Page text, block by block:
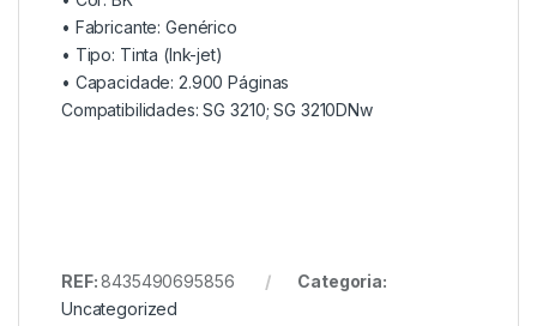
• Fabricante:Genérico
• Tipo: Tinta (Ink-jet)
• Capacidade:2.900 Páginas
Compatibilidades: SG 3210; SG 3210DNw
REF:8435490695856
Categoria:
Uncategorized